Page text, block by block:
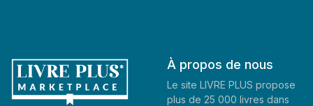
À propos de nous
Le site LIVRE PLUS propose
plus de 25 000 livres dans